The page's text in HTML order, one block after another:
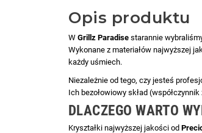
Opis produktu
W Grillz Paradise starannie
Wykonane z materiałów najwyższej
każdy uśmiech.
Niezależnie od tego, czy jesteś
Ich bezołowiowy skład
DLACZEGO WARTO
Kryształki najwyższej jakości od